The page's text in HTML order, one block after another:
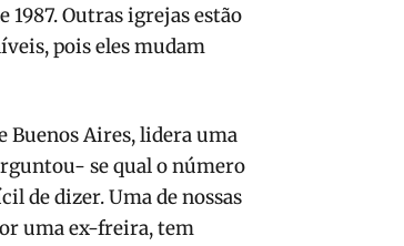
1987. Outras igrejas estão
pois eles mudam
Buenos Aires, lidera uma
se qual o número
de dizer. Uma de nossas
uma ex-freira, tem